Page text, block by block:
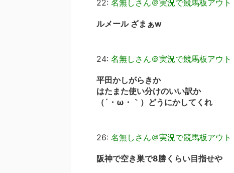
22: 名無しさん＠実況で競馬板アウト
ルメール ざまぁw
24: 名無しさん＠実況で競馬板アウト
平田かしがらきか
はたまた使い分けのいい訳か
（´・ω・｀）どうにかしてくれ
26: 名無しさん＠実況で競馬板アウト
阪神で空き巣で8勝くらい目指せや